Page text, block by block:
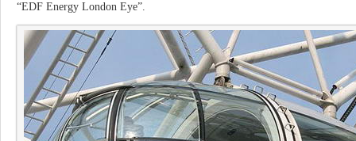
“EDF Energy London Eye”.